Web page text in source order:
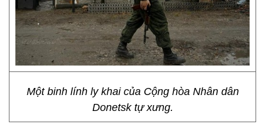
Một binh lính ly khai của Cộng hòa Nhân dân
Donetsk tự xưng.